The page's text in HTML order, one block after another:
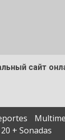
сайт
+ Sonadas